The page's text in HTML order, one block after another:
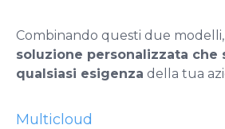
Combinando questi due
soluzione personalizzata che
qualsiasi esigenza della tua
Multicloud